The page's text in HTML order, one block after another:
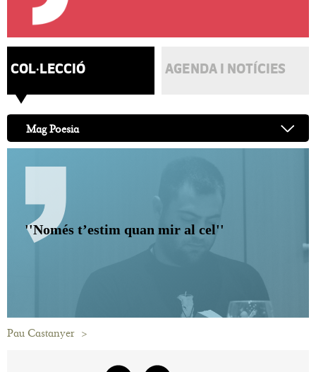
COL·LECCIÓ AGENDA I NOTÍCIES
Mag Poesia
''Només t’estim quan mir al cel''
Pau Castanyer >